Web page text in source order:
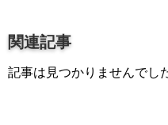
関連記事
記事は見つかりませんでし
ギターのサブスクを比較